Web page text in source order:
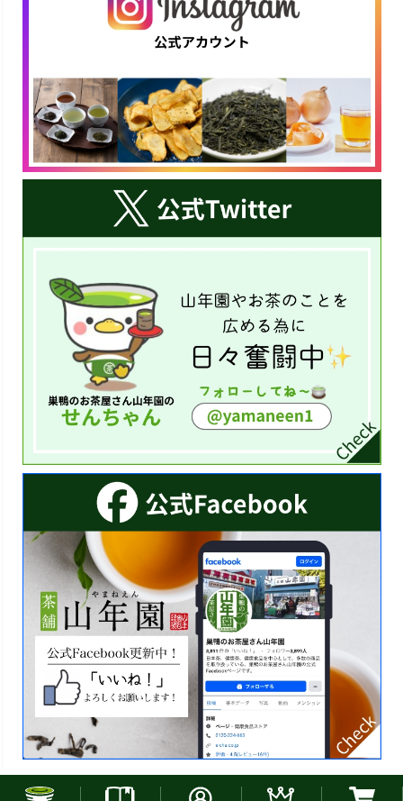
お電話でのご注文はこちら